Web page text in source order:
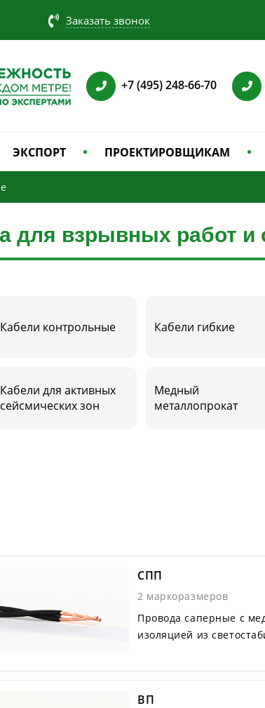
Заказать звонок
+7 (495) 248-66-70
ЭКСПОРТ ПРОЕКТИРОВЩИКАМ
для взрывных работ и
Кабели контрольные Кабели гибкие
Кабели для активных
сейсмических зон
Медный
металлопрокат
СПП
2 маркоразмеров
Провода саперные с
изоляцией из
ВП